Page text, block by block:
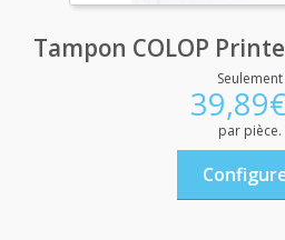
Tampon COLOP
Seulement
39,89
par pièce.